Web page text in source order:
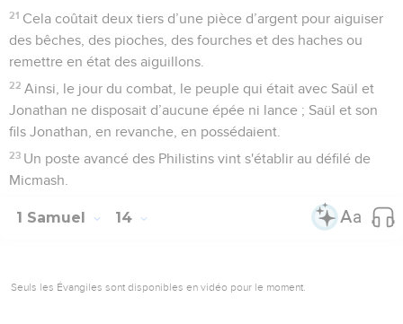
21 Cela coûtait deux tiers d’une pièce d’argent pour aiguiser
des bêches, des pioches, des fourches et des haches ou
remettre en état des aiguillons.
22 Ainsi, le jour du combat, le peuple qui était avec Saül et
Jonathan ne disposait d’aucune épée ni lance ; Saül et son
fils Jonathan, en revanche, en possédaient.
23 Un poste avancé des Philistins vint s'établir au défilé de
Micmash.
1 Samuel 14
Seuls les Évangiles sont disponibles en vidéo pour le moment.